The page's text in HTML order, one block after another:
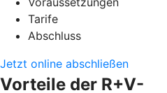
Tarife
Abschluss
Jetzt online abschließen
Vorteile der R+V-